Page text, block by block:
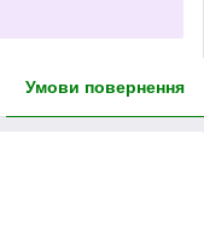
Умови повернення